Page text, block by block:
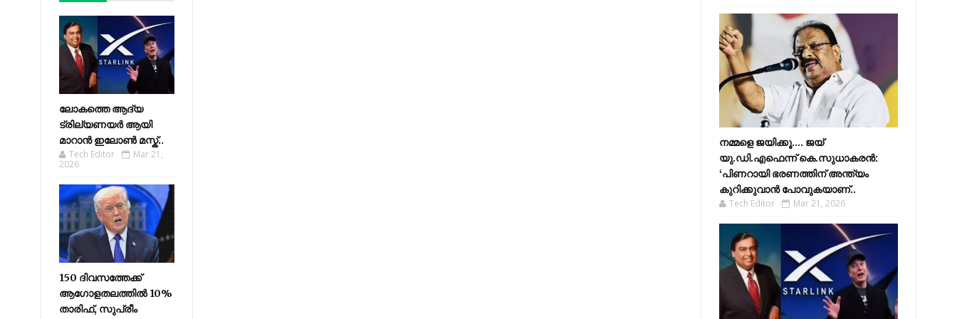
ലോകത്തെ ആദ്യ
ട്രില്യണയർ ആയി
മാറാൻ ഇലോൺ മസ്ക്..
Tech Editor
Mar 21,
2026
150 ദിവസത്തേക്ക്
ആഗോളതലത്തിൽ 10%
താരിഫ്, സുപ്രീം
നമ്മളെ ജയിക്കൂ.... ജയ്
യു.ഡി.എഫെന്ന് കെ.സുധാകരൻ:
‘പിണറായി ഭരണത്തിന് അന്ത്യം
കുറിക്കുവാൻ പോവുകയാണ്..
Tech Editor Mar 21, 2026